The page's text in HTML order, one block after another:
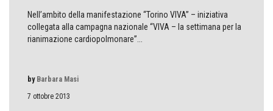
Nell’ambito della manifestazione “Torino VIVA” – iniziativa
collegata alla campagna nazionale “VIVA – la settimana per la
rianimazione cardiopolmonare”...
7 ottobre 2013
by Barbara Masi